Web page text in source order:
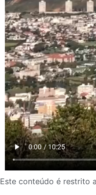
Este conteúdo é restrito